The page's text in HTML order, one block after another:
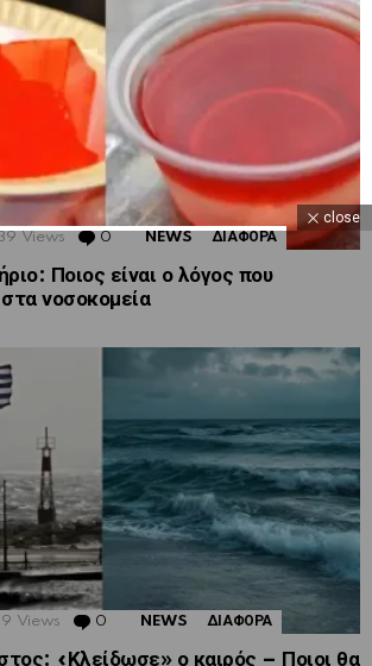
Views 0 Comments
NEWS ΔΙΑΦΟΡΑ
Ποιος είναι ο λόγος που
νοσοκομεία
Views 0 Comments
NEWS ΔΙΑΦΟΡΑ
«Κλείδωσε» ο καιρός – Ποιοι θα
close